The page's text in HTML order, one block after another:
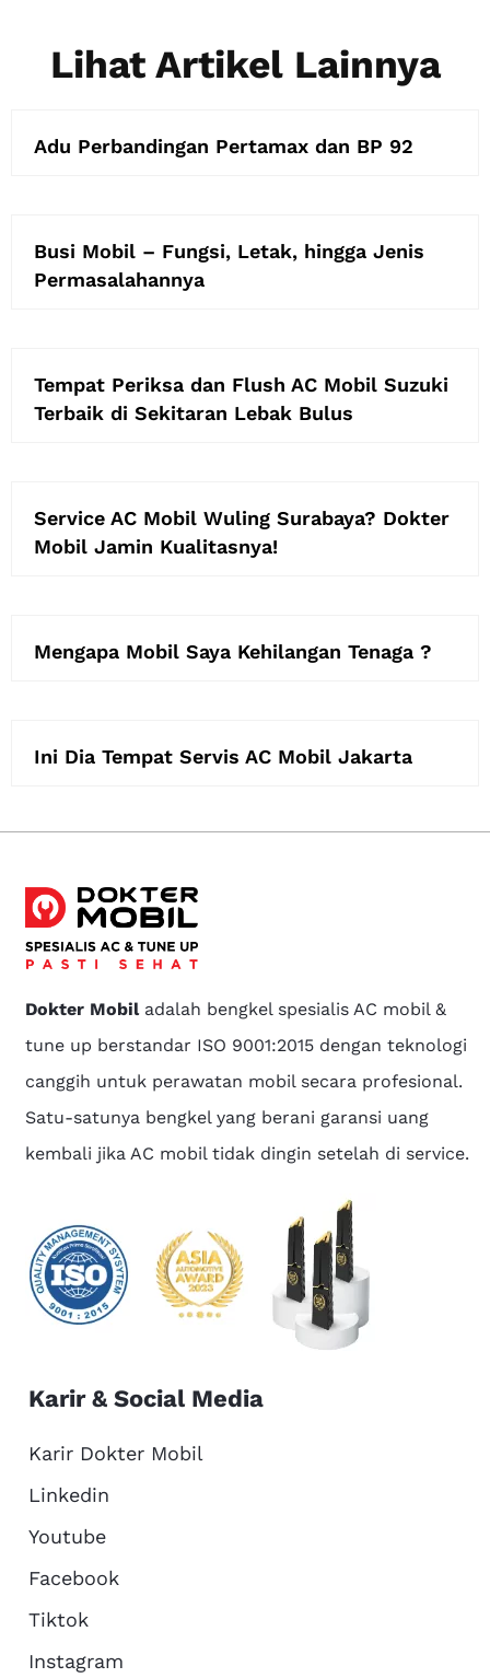
Lihat Artikel Lainnya
Adu Perbandingan Pertamax dan BP 92
Busi Mobil – Fungsi, Letak, hingga Jenis
Permasalahannya
Tempat Periksa dan Flush AC Mobil Suzuki
Terbaik di Sekitaran Lebak Bulus
Service AC Mobil Wuling Surabaya? Dokter
Mobil Jamin Kualitasnya!
Mengapa Mobil Saya Kehilangan Tenaga ?
Ini Dia Tempat Servis AC Mobil Jakarta
Dokter Mobiladalah bengkel spesialis AC mobil &
tune up berstandar ISO 9001:2015 dengan teknologi
canggih untuk perawatan mobil secara profesional.
Satu-satunya bengkel yang berani garansi uang
kembali jika AC mobil tidak dingin setelah di service.
Karir & Social Media
Karir Dokter Mobil
Linkedin
Youtube
Facebook
Tiktok
Instagram